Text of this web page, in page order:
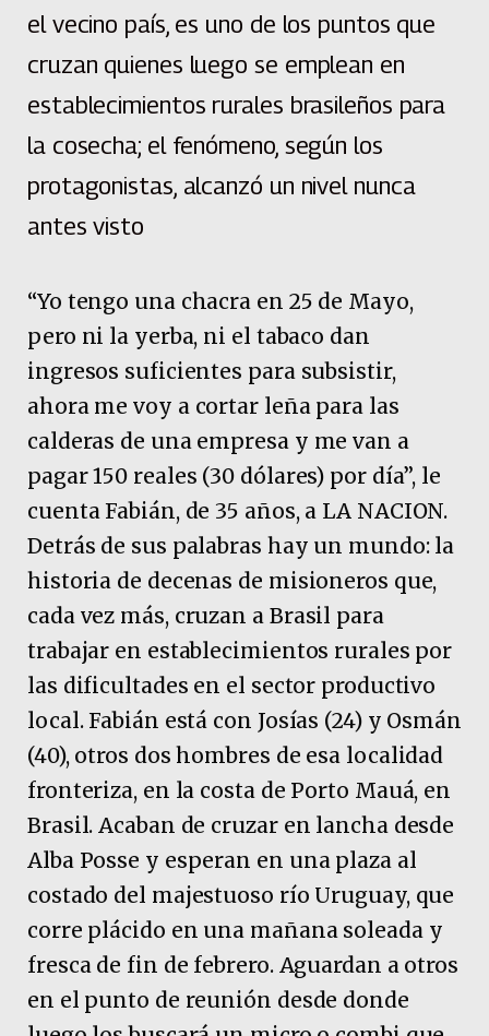
el vecino país, es uno de los puntos que
cruzan quienes luego se emplean en
establecimientos rurales brasileños para
la cosecha; el fenómeno, según los
protagonistas, alcanzó un nivel nunca
antes visto
“Yo tengo una chacra en 25 de Mayo,
pero ni la yerba, ni el tabaco dan
ingresos suficientes para subsistir,
ahora me voy a cortar leña para las
calderas de una empresa y me van a
pagar 150 reales (30 dólares) por día”, le
cuenta Fabián, de 35 años, a LA NACION.
Detrás de sus palabras hay un mundo: la
historia de decenas de misioneros que,
cada vez más, cruzan a Brasil para
trabajar en establecimientos rurales por
las dificultades en el sector productivo
local. Fabián está con Josías (24) y Osmán
(40), otros dos hombres de esa localidad
fronteriza, en la costa de Porto Mauá, en
Brasil. Acaban de cruzar en lancha desde
Alba Posse y esperan en una plaza al
costado del majestuoso río Uruguay, que
corre plácido en una mañana soleada y
fresca de fin de febrero. Aguardan a otros
en el punto de reunión desde donde